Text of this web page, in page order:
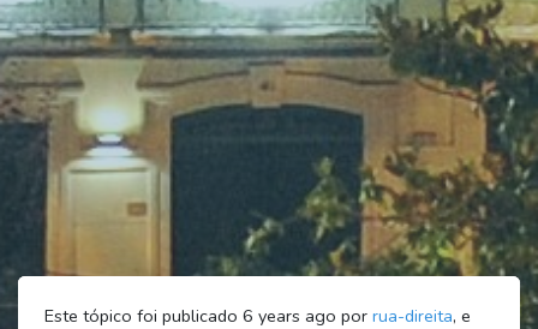
Este tópico foi publicado 6 years ago por rua-direita, e